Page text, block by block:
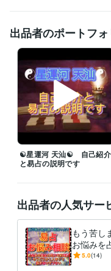
私自身の人となりを知って
納得して「この人に鑑定し
です。
☯易占の占える内容☯
恋愛、仕事、学校、病気
気軽に「一度、お願いして
さい。
☯易占の心得☯
・占いたい題材について、
事前に相談者様と占ってほ
凶が出たからと言って、大
を目指しましょう。日にち
・不正な事柄を占ってはなら
例えば他人に危害を加え
得意分野
出品者のポートフ
☯星運河 天汕☯ 自己紹介
と易占の説明です
出品者の人気サー
もう苦し
お悩みを
洋最古に
5.0(14)